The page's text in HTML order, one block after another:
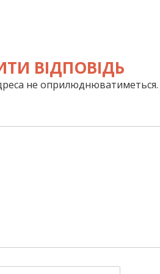
ВІДПОВІДЬ
не оприлюднюватиметься.